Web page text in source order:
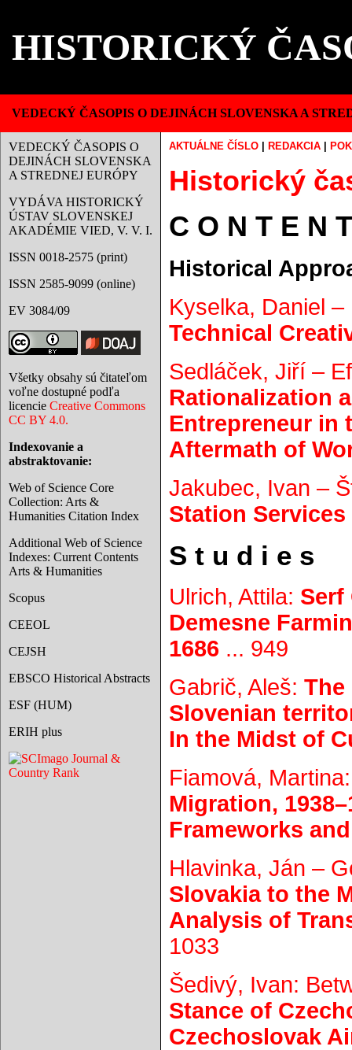
HISTORICKÝ
VEDECKÝ ČASOPIS O DEJINÁCH SLOVENSKA A
VEDECKÝ ČASOPIS O
DEJINÁCH SLOVENSKA
A STREDNEJ EURÓPY
VYDÁVA HISTORICKÝ
ÚSTAV SLOVENSKEJ
AKADÉMIE VIED, V. V. I.
ISSN 0018-2575 (print)
ISSN 2585-9099 (online)
EV 3084/09
Všetky obsahy sú čitateľom
voľne dostupné podľa
licencie Creative Commons
CC BY 4.0.
Indexovanie a
abstraktovanie:
Web of Science Core
Collection: Arts &
Humanities Citation Index
Additional Web of Science
Indexes: Current Contents
Arts & Humanities
Scopus
CEEOL
CEJSH
EBSCO Historical Abstracts
ESF (HUM)
ERIH plus
AKTUÁLNE ČÍSLO REDAKCIA
Historický
C O N T E N
Historical
Kyselka, Daniel
Technical
Sedláček, Jiří –
Rationalization
Entrepreneur in
Aftermath of
Jakubec, Ivan –
Station
S t u d i e s
Ulrich, Attila: Serf
Demesne
1686 ... 949
Gabrič, Aleš: The
Slovenian
In the Midst of
Fiamová,
Migration,
Frameworks
Hlavinka, Ján –
Slovakia to the
Analysis of
1033
Šedivý, Ivan:
Stance of
Czechoslovak